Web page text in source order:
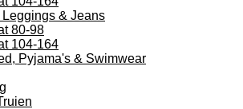
Leggings & Jeans
80-98
104-164
Pyjama's & Swimwear